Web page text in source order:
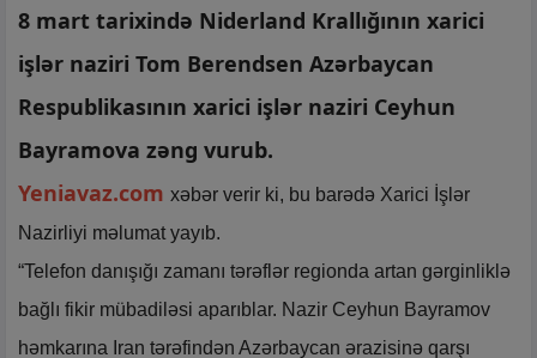
8 mart tarixində Niderland Krallığının xarici
işlər naziri Tom Berendsen Azərbaycan
Respublikasının xarici işlər naziri Ceyhun
Bayramova zəng vurub.
Yeniavaz.com xəbər verir ki, bu barədə Xarici İşlər
Nazirliyi məlumat yayıb.
“Telefon danışığı zamanı tərəflər regionda artan gərginliklə
bağlı fikir mübadiləsi aparıblar. Nazir Ceyhun Bayramov
həmkarına Iran tərəfindən Azərbaycan ərazisinə qarşı